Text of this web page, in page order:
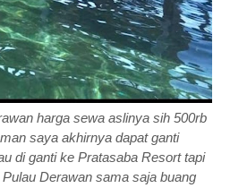
harga sewa aslinya sih 500rb
saya akhirnya dapat ganti
di ganti ke Pratasaba Resort tapi
Derawan sama saja buang